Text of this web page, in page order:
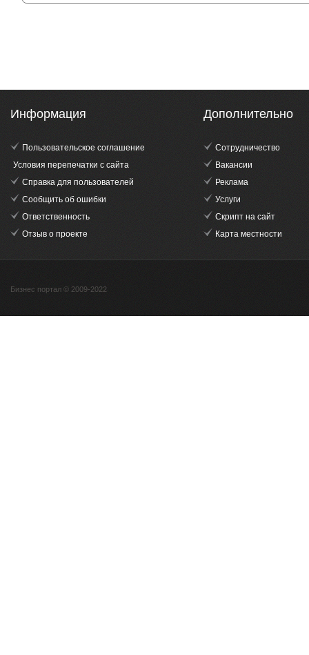
Информация
Пользовательское соглашение
Условия перепечатки с сайта
Справка для пользователей
Сообщить об ошибки
Ответственность
Отзыв о проекте
Дополнительно
Сотрудничество
Вакансии
Реклама
Услуги
Скрипт на сайт
Карта местности
Бизнес портал © 2009-2022